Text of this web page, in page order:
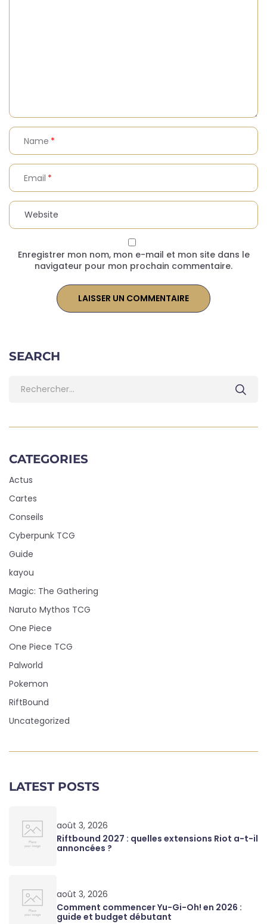
SEARCH
CATEGORIES
Actus
Cartes
Conseils
Cyberpunk TCG
Guide
kayou
Magic: The Gathering
Naruto Mythos TCG
One Piece
One Piece TCG
Palworld
Pokemon
RiftBound
Uncategorized
LATEST POSTS
août 3, 2026
Riftbound 2027 : quelles extensions Riot a-t-il
annoncées ?
août 3, 2026
Comment commencer Yu-Gi-Oh! en 2026 :
guide et budget débutant
Name
Email
Enregistrer mon nom, mon e-mail et mon site dans le
navigateur pour mon prochain commentaire.